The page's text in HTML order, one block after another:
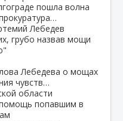
пошла волна
Лебедев
грубо назвав мощи
Лебедева о мощах
чувств…
области
попавшим в